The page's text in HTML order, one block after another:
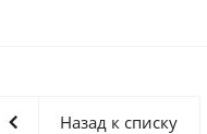
Назад к списку